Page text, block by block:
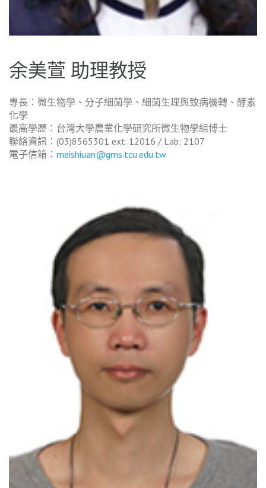
余美萱 助理教授
專長：微生物學、分子細菌學、細菌生理與致病機轉、酵素
化學
最高學歷：台灣大學農業化學研究所微生物學組博士
聯絡資訊：(03)8565301 ext. 12016 / Lab: 2107
電子信箱： meishiuan@gms.tcu.edu.tw